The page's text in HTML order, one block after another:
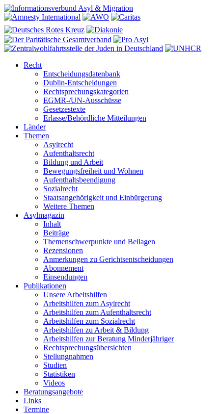
Recht
Entscheidungsdatenbank
Dublin-Entscheidungen
Rechtsprechungskategorien
EGMR-/UN-Ausschüsse
Gesetzestexte
Erlasse/Behördliche Mitteilungen
Länder
Themen
Asylrecht
Aufenthaltsrecht
Bildung und Arbeit
Bewegungsfreiheit und Wohnen
Aufenthaltsbeendigung
Sozialrecht
Staatsangehörigkeit und Einbürgerung
Weitere Themen
Asylmagazin
Inhalt
Beiträge
Themenschwerpunkte und Beilagen
Rezensionen
Anmerkungen zu Gerichtsentscheidungen
Abonnement
Einsendungen
Publikationen
Unsere Arbeitshilfen
Arbeitshilfen zum Asylrecht
Arbeitshilfen zum Aufenthaltsrecht
Arbeitshilfen zum Sozialrecht
Arbeitshilfen zu Arbeit & Bildung
Arbeitshilfen zur Beratung Minderjähriger
Rechtsprechungsübersichten
Stellungnahmen
Studien
Statistiken
Videos
Beratungsangebote
Links
Termine